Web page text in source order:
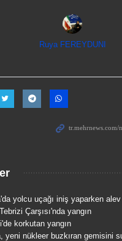
Ruya FEREYDUNI
yolcu uçağı iniş yaparken
Çarşısı'nda yangın
korkutan yangın
yeni nükleer buzkıran gemisini